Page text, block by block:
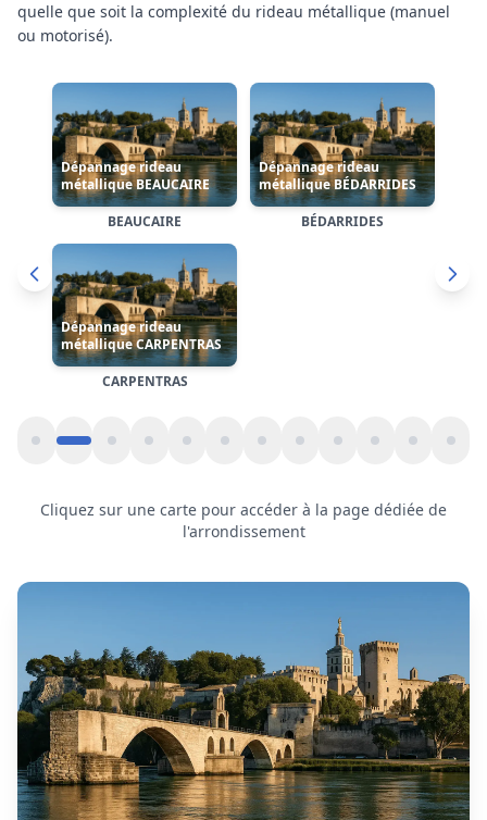
quelle que soit la complexité du rideau métallique (manuel
ou motorisé).
Dépannage rideau
métallique CAUMONT-
CAUMONT-SUR-DURANCE
Dépannage rideau
CHÂTEAUNEUF-DU-PAPE
métallique
CHÂTEAURENARD
Cliquez sur une carte pour accéder à la page dédiée de
l'arrondissement
Motorisation de rideau métallique
àMontfavet